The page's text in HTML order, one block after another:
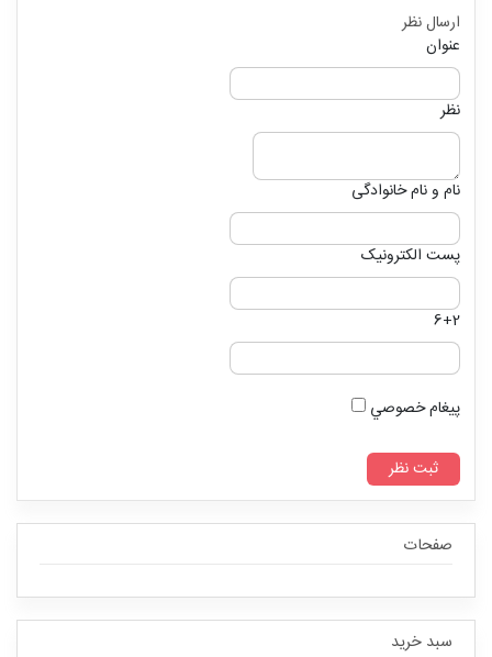
ارسال نظر
عنوان
نظر
نام و نام خانوادگی
پست الکترونیک
6+2
پيغام خصوصي
صفحات
سبد خرید